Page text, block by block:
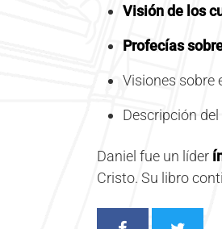
Visión de los
Profecías
Visiones sobre
Descripción del
Daniel fue un líder
Cristo. Su libro